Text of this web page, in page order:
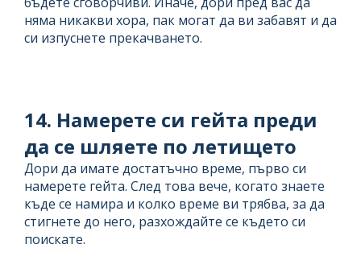
няма никакви хора, пак могат да ви забавят и да
си изпуснете прекачването.
14. Намерете си гейта преди
да се шляете по летището
Дори да имате достатъчно време, първо си
намерете гейта. След това вече, когато знаете
къде се намира и колко време ви трябва, за да
стигнете до него, разхождайте се където си
поискате.